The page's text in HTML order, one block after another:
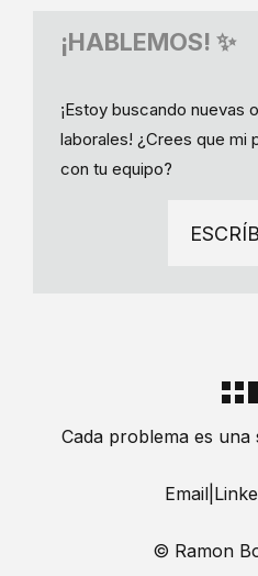
¡HABLEMOS! ✨
¡Estoy buscando nuevas
laborales! ¿Crees que mi
con tu equipo?
Cada problema es
Email
© Ramon